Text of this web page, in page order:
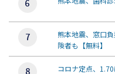
熊本地震、窓口
険者も【無料】
コロナ定点、